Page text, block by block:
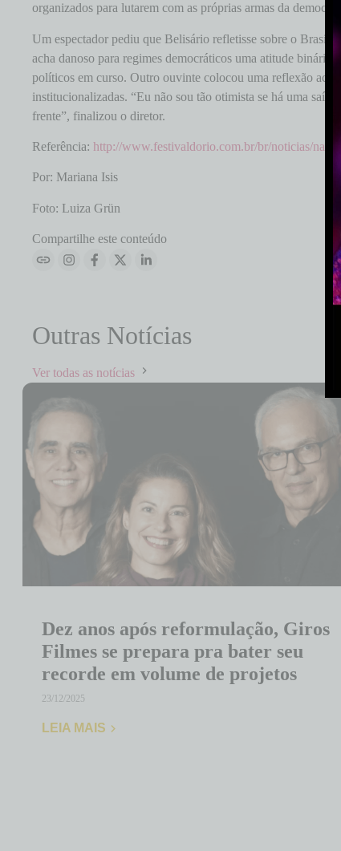
organizados para lutarem com as próprias armas da
Um espectador pediu que Belisário refletisse sobre o Brasil
acha danoso para regimes democráticos uma atitude binária
políticos em curso. Outro ouvinte colocou uma reflexão
institucionalizadas. “Eu não sou tão otimista se há uma
frente”, finalizou o diretor.
Referência: http://www.festivaldorio.com.br/br/noticias/
Por: Mariana Isis
Foto: Luiza Grün
Compartilhe este conteúdo
Outras Notícias
Ver todas as notícias
Dez anos após reformulação, Giros
Filmes se prepara pra bater seu
recorde em volume de projetos
23/12/2025
LEIA MAIS